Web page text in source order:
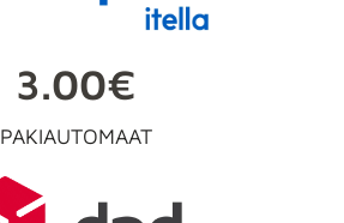
3.00€
PAKIAUTOMAAT